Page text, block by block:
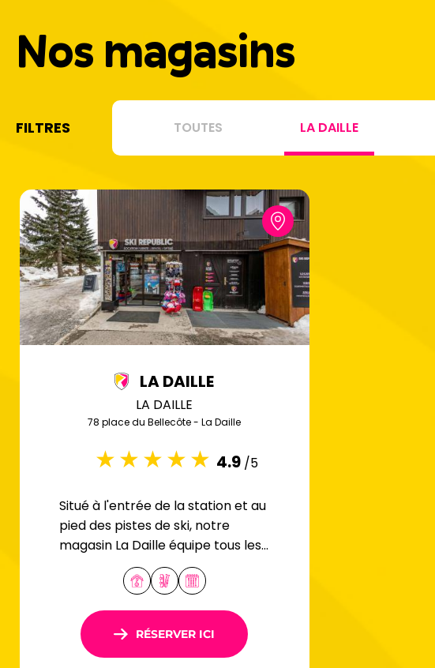
Nos magasins
FILTRES TOUTES LA DAILLE
LA DAILLE
LA DAILLE
78 place du Bellecôte - La Daille
4.9 /5
Situé à l'entrée de la station et au
pied des pistes de ski, notre
magasin La Daille équipe tous les
passionnés de sports de glisse.
RÉSERVER ICI